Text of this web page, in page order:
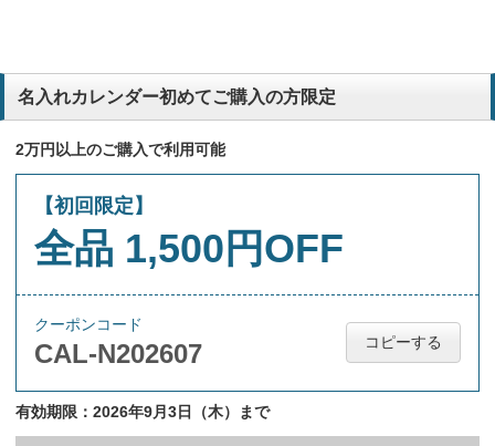
名入れカレンダー初めてご購入の方限定
2万円以上のご購入で利用可能
【初回限定】
全品 1,500円OFF
クーポンコード
CAL-N202607 コピーする
有効期限：2026年9月3日（木）まで